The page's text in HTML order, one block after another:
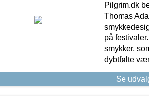
Pilgrim.dk
Thomas
på
smykker,
dybtfølte
Se